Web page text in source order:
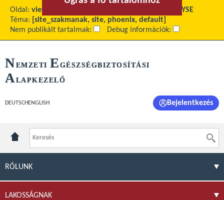
Oldal: view
Forgalmi adatok 2011 - GYSE
Téma:
[site_szakmanak, site, phoenix, default]
Nem publikált tartalmak:
Debug információk:
NEMZETI E GÉSZSÉGBIZTOSÍTÁSI
ALAPKEZELŐ
DEUTSCH ENGLISH Bejelentkezés
RÓLUNK
LAKOSSÁGNAK